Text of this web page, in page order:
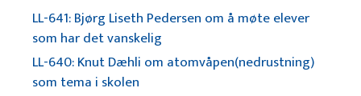
LL-641: Bjørg Liseth Pedersen om å møte elever
som har det vanskelig
LL-640: Knut Dæhli om atomvåpen(nedrustning)
som tema i skolen